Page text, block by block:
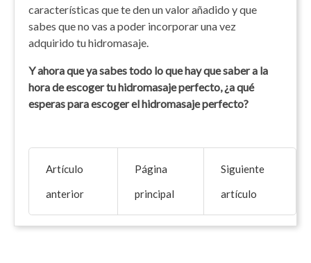
características que te den un valor añadido y que
sabes que no vas a poder incorporar una vez
adquirido tu hidromasaje.
Y ahora que ya sabes todo lo que hay que saber a la
hora de escoger tu hidromasaje perfecto, ¿a qué
esperas para escoger el hidromasaje perfecto?
Artículo
anterior
Página
principal
Siguiente
artículo